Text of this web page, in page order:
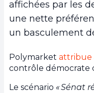
affichées par les
une nette
un basculement
Polymarket attribue
contrôle démocrate
Le scénario « Sénat